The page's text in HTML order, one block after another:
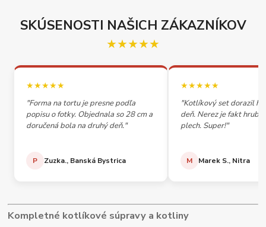
SKÚSENOSTI NAŠICH ZÁKAZNÍKOV
★★★★★
★★★★★
"Forma na tortu je presne podľa
popisu o fotky. Objednala so 28 cm a
doručená bola na druhý deň."
P Zuzka., Banská Bystrica
★★★★★
"Kotlíkový set dorazil
deň. Nerez je fakt
plech. Super!"
M Marek S., Nitra
Kompletné kotlíkové súpravy a kotliny